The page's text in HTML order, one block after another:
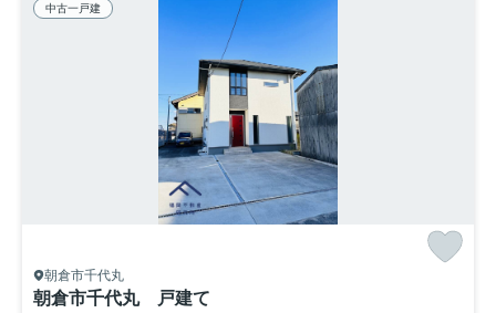
中古一戸建
朝倉市千代丸
朝倉市千代丸 戸建て